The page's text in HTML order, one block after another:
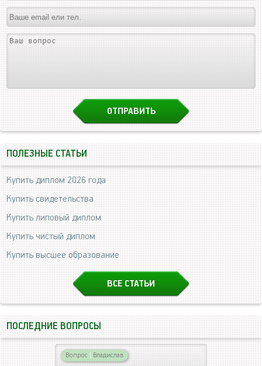
ПОЛЕЗНЫЕ СТАТЬИ
Купить диплом 2026 года
Купить свидетельства
Купить липовый диплом
Купить чистый диплом
Купить высшее образование
ВСЕ СТАТЬИ
ПОСЛЕДНИЕ ВОПРОСЫ
Вопрос | Владислав